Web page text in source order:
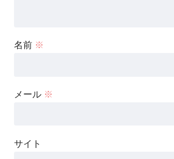
名前 ※
メール ※
サイト